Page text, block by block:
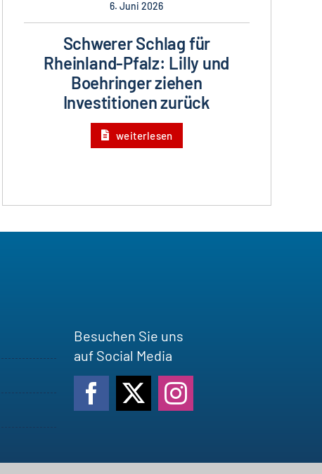
6. Juni 2026
Schwerer Schlag für
Rheinland-Pfalz: Lilly und
Boehringer ziehen
Investitionen zurück
weiterlesen
Besuchen Sie uns
auf Social Media